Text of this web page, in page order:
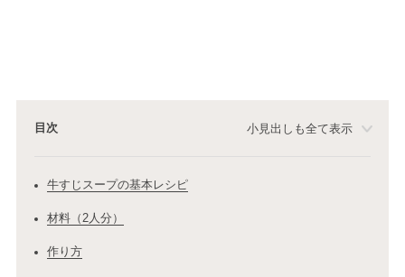
目次 小見出しも全て表示
牛すじスープの基本レシピ
材料（2人分）
作り方